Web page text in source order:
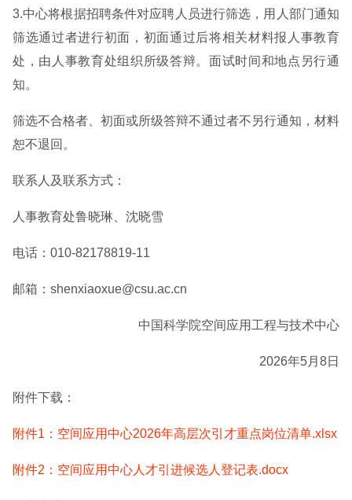
3.中心将根据招聘条件对应聘人员进行筛选，用人部门通知
筛选通过者进行初面，初面通过后将相关材料报人事教育
处，由人事教育处组织所级答辩。面试时间和地点另行通
知。
筛选不合格者、初面或所级答辩不通过者不另行通知，材料
恕不退回。
联系人及联系方式：
人事教育处鲁晓琳、沈晓雪
电话：010-82178819-11
邮箱：shenxiaoxue@csu.ac.cn
中国科学院空间应用工程与技术中心
2026年5月8日
附件下载：
附件1：空间应用中心2026年高层次引才重点岗位清单.xlsx
附件2：空间应用中心人才引进候选人登记表.docx